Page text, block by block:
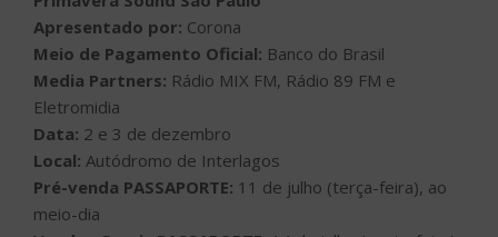
Apresentado por: Corona
Meio de Pagamento Oficial: Banco do Brasil
Media Partners: Rádio MIX FM, Rádio 89 FM e
Eletromidia
Data: 2 e 3 de dezembro
Local: Autódromo de Interlagos
Pré-venda PASSAPORTE: 11 de julho (terça-feira), ao
meio-dia